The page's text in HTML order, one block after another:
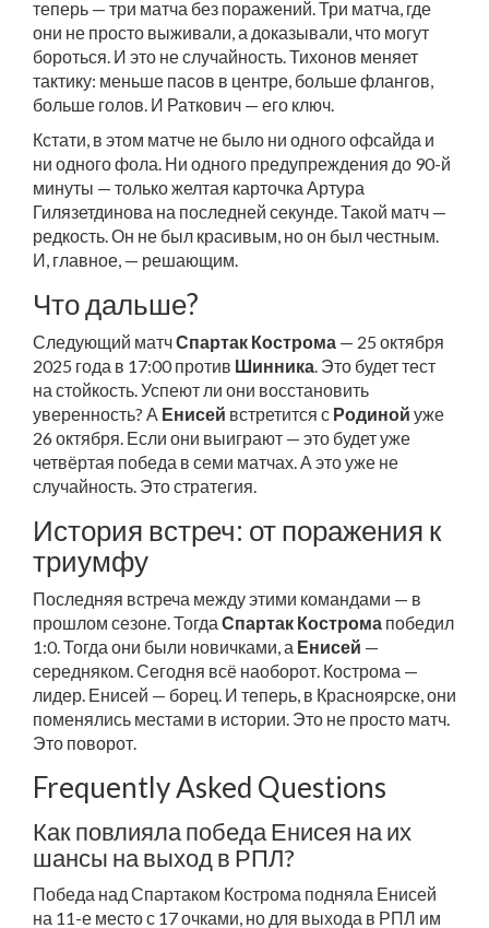
теперь — три матча без поражений. Три матча, где
они не просто выживали, а доказывали, что могут
бороться. И это не случайность. Тихонов меняет
тактику: меньше пасов в центре, больше флангов,
больше голов. И Раткович — его ключ.
Кстати, в этом матче не было ни одного офсайда и
ни одного фола. Ни одного предупреждения до 90-й
минуты — только желтая карточка Артура
Гилязетдинова на последней секунде. Такой матч —
редкость. Он не был красивым, но он был честным.
И, главное, — решающим.
Что дальше?
Следующий матчСпартак Кострома — 25 октября
2025 года в 17:00 против Шинника. Это будет тест
на стойкость. Успеют ли они восстановить
уверенность? А Енисей встретится с Родиной уже
26 октября. Если они выиграют — это будет уже
четвёртая победа в семи матчах. А это уже не
случайность. Это стратегия.
История встреч: от поражения к
триумфу
Последняя встреча между этими командами — в
прошлом сезоне. Тогда Спартак Кострома победил
1:0. Тогда они были новичками, а Енисей —
середняком. Сегодня всё наоборот. Кострома —
лидер. Енисей — борец. И теперь, в Красноярске, они
поменялись местами в истории. Это не просто матч.
Это поворот.
Frequently Asked Questions
Как повлияла победа Енисея на их
шансы на выход в РПЛ?
Победа над Спартаком Кострома подняла Енисей
на 11-е место с 17 очками, но для выхода в РПЛ им